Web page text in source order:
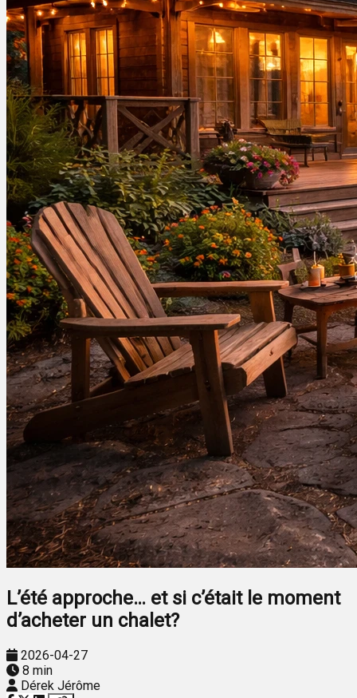
L’été approche… et si c’était le moment
d’acheter un chalet?
2026-04-27
8 min
Dérek Jérôme